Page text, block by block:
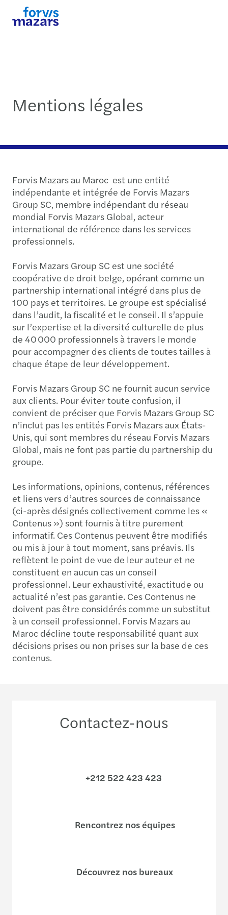
Mentions légales
Forvis Mazars au Maroc est une entité
indépendante et intégrée de Forvis Mazars
Group SC, membre indépendant du réseau
mondial Forvis Mazars Global, acteur
international de référence dans les services
professionnels.
Forvis Mazars Group SC est une société
coopérative de droit belge, opérant comme un
partnership international intégré dans plus de
100 pays et territoires. Le groupe est spécialisé
dans l’audit, la fiscalité et le conseil. Il s’appuie
sur l’expertise et la diversité culturelle de plus
de 40 000 professionnels à travers le monde
pour accompagner des clients de toutes tailles à
chaque étape de leur développement.
Forvis Mazars Group SC ne fournit aucun service
aux clients. Pour éviter toute confusion, il
convient de préciser que Forvis Mazars Group SC
n’inclut pas les entités Forvis Mazars aux États-
Unis, qui sont membres du réseau Forvis Mazars
Global, mais ne font pas partie du partnership du
groupe.
Les informations, opinions, contenus, références
et liens vers d’autres sources de connaissance
(ci-après désignés collectivement comme les «
Contenus ») sont fournis à titre purement
informatif. Ces Contenus peuvent être modifiés
ou mis à jour à tout moment, sans préavis. Ils
reflètent le point de vue de leur auteur et ne
constituent en aucun cas un conseil
professionnel. Leur exhaustivité, exactitude ou
actualité n’est pas garantie. Ces Contenus ne
doivent pas être considérés comme un substitut
à un conseil professionnel. Forvis Mazars au
Maroc décline toute responsabilité quant aux
décisions prises ou non prises sur la base de ces
contenus.
Contactez-nous
+212 522 423 423
Rencontrez nos équipes
Découvrez nos bureaux